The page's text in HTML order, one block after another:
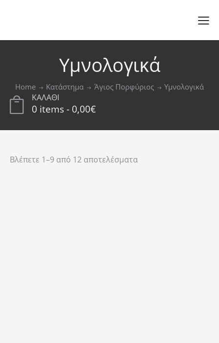
Υμνολογικά
Home Κατάστημα Άγιος Πορφύριος Υμνολογικά
ΚΑΛΑΘΙ
0 items- 0,00€
Βλέπετε 1–9 από 12 αποτελέσματα